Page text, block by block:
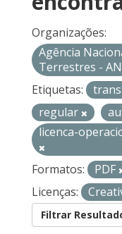
Organizações:
Agência
Terrestres -
Etiquetas:
regular
licenca-
Formatos: PDF
Licenças:
Filtrar